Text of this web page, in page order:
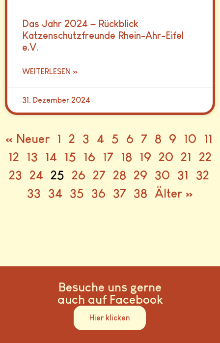
Das Jahr 2024 – Rückblick
Katzenschutzfreunde Rhein-Ahr-Eifel
e.V.
WEITERLESEN »
31. Dezember 2024
« Neuer 1 2 3 4 5 6 7 8 9 10
11
12
13 14 15 16 17 18 19 20 21
22
23
24 25 26 27 28 29 30 31
32
33
34 35 36 37 38 Älter »
Besuche uns gerne
auch auf Facebook
Hier klicken